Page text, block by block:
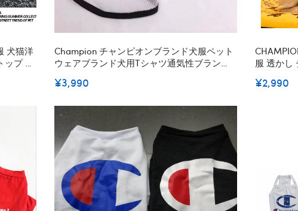
犬猫洋
プ ペ
大型
Champion チャンピオンブランド犬服ペット
ウェアブランド犬用tシャツ通気性ブランド
¥3,990
服 透かし
用タンク
¥2,990